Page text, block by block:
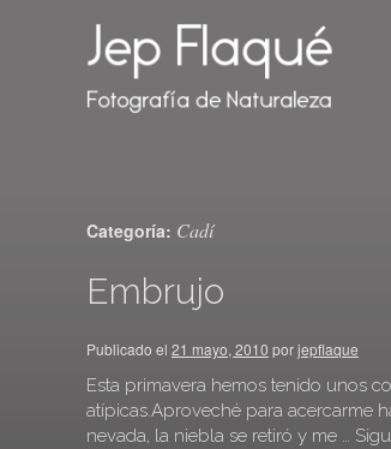
Categoría: Cadí
Embrujo
Publicado el 21 mayo, 2010 porjepflaque
Esta primavera hemos tenido unos
atípicas.Aproveché para acercarme
nevada, la niebla se retiró y me …